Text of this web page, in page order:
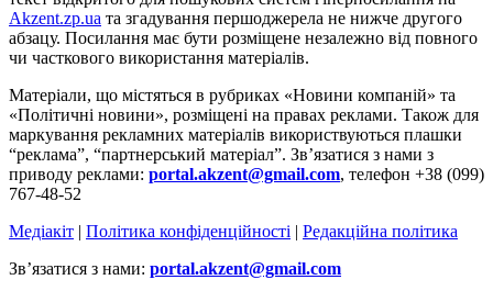
Akzent.zp.ua та згадування першоджерела не нижче другого
абзацу. Посилання має бути розміщене незалежно від повного
чи часткового використання матеріалів.
Матеріали, що містяться в рубриках «Новини компаній» та
«Політичні новини», розміщені на правах реклами. Також для
маркування рекламних матеріалів використвуються плашки
“реклама”, “партнерський матеріал”. Зв’язатися з нами з
приводу реклами: portal.akzent@gmail.com, телефон +38 (099)
767-48-52
Медіакіт | Політика конфіденційності | Редакційна політика
Зв’язатися з нами: portal.akzent@gmail.com